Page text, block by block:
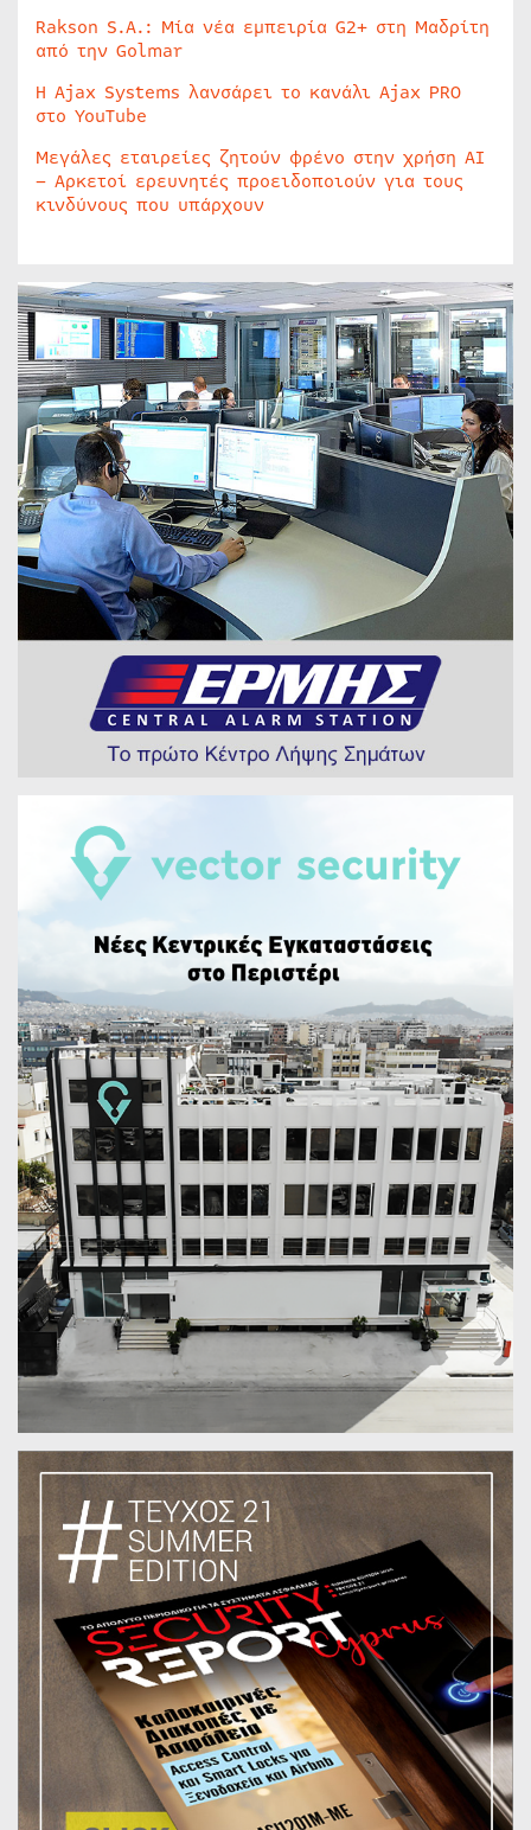
Rakson S.A.: Μία νέα εμπειρία G2+ στη Μαδρίτη
από την Golmar
Η Ajax Systems λανσάρει το κανάλι Ajax PRO
στο YouTube
Μεγάλες εταιρείες ζητούν φρένο στην χρήση AI
– Αρκετοί ερευνητές προειδοποιούν για τους
κινδύνους που υπάρχουν